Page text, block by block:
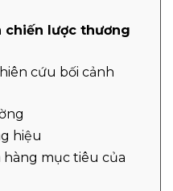
chiến lược thương
cứu bối cảnh
hiệu
hàng mục tiêu của